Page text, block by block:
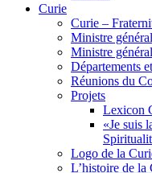
Curie
Curie –
Ministre général
Ministre
Départements
Réunions du
Projets
Lexicon
«Je suis
Logo de la
L’histoire de la